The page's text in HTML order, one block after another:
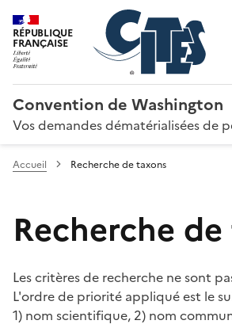
RÉPUBLIQUE
FRANÇAISE
Convention de Washington
Vos demandes dématérialisées de
Accueil Recherche de taxons
Recherche
Les critères de recherche ne sont
L'ordre de priorité appliqué est le
1) nom scientifique, 2) nom